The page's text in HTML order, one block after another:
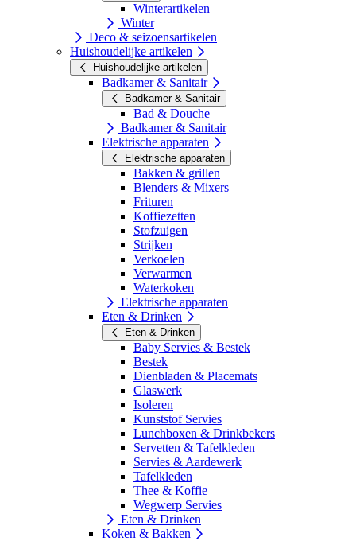
Winterartikelen
Winter
Deco & seizoensartikelen
Huishoudelijke artikelen
Huishoudelijke artikelen
Badkamer & Sanitair
Badkamer & Sanitair
Bad & Douche
Badkamer & Sanitair
Elektrische apparaten
Elektrische apparaten
Bakken & grillen
Blenders & Mixers
Frituren
Koffiezetten
Stofzuigen
Strijken
Verkoelen
Verwarmen
Waterkoken
Elektrische apparaten
Eten & Drinken
Eten & Drinken
Baby Servies & Bestek
Bestek
Dienbladen & Placemats
Glaswerk
Isoleren
Kunststof Servies
Lunchboxen & Drinkbekers
Servetten & Tafelkleden
Servies & Aardewerk
Tafelkleden
Thee & Koffie
Wegwerp Servies
Eten & Drinken
Koken & Bakken